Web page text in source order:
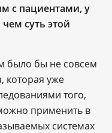
с пациентами, у
суть этой
было бы не совсем
которая уже
того,
применить в
системах